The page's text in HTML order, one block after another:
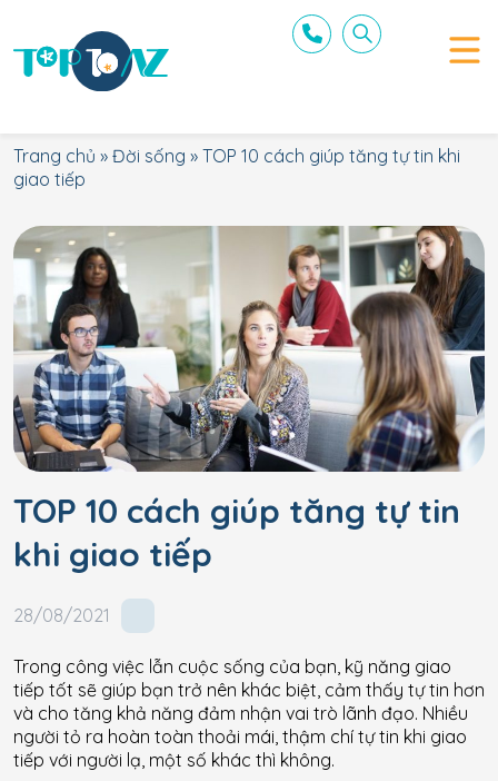
Trang chủ » Đời sống » TOP 10 cách giúp tăng tự tin khi
giao tiếp
TOP 10 cách giúp tăng tự tin
khi giao tiếp
28/08/2021
Trong công việc lẫn cuộc sống của bạn, kỹ năng giao
tiếp tốt sẽ giúp bạn trở nên khác biệt, cảm thấy tự tin hơn
và cho tăng khả năng đảm nhận vai trò lãnh đạo. Nhiều
người tỏ ra hoàn toàn thoải mái, thậm chí tự tin khi giao
tiếp với người lạ, một số khác thì không.